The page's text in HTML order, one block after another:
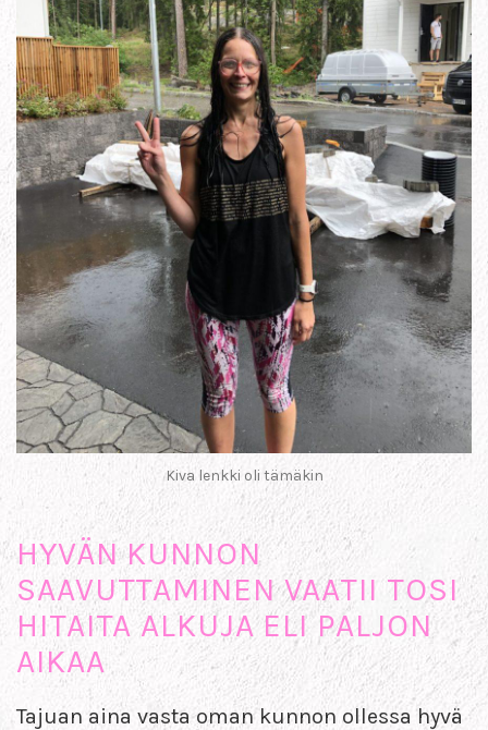
Kiva lenkki oli tämäkin
HYVÄN KUNNON
SAAVUTTAMINEN VAATII TOSI
HITAITA ALKUJA ELI PALJON
AIKAA
Tajuan aina vasta oman kunnon ollessa hyvä